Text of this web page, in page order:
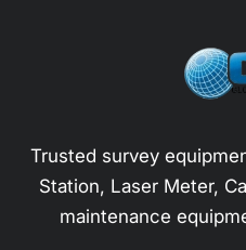
Trusted survey
Station, Laser Meter,
maintenance